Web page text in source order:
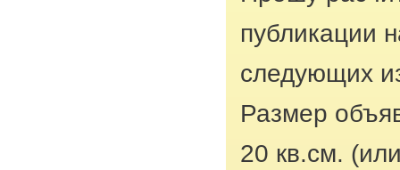
публикации
следующих
Размер
20 кв.см.